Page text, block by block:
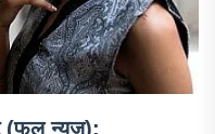
(फुल न्यूज):